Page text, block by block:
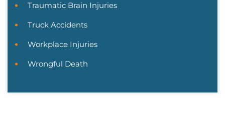
Traumatic Brain Injuries
Truck Accidents
Workplace Injuries
Wrongful Death